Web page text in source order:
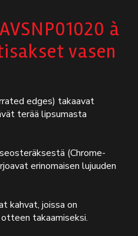
à
vasen
edges) takaavat
terää lipsumasta
(Chrome-
erinomaisen lujuuden
kahvat, joissa on
takaamiseksi.